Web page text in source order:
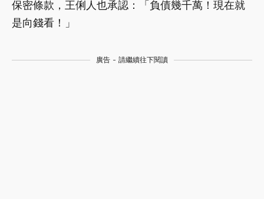
保密條款，王俐人也承認：「負債幾千萬！現在就
是向錢看！」
廣告 - 請繼續往下閱讀